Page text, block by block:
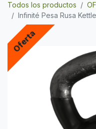
Todos los productos
Infinité Pesa Rusa
Oferta